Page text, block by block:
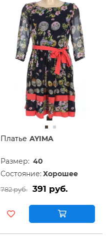
Платье AYIMA
Размер: 40
Состояние: Хорошее
782 руб. 391 руб.